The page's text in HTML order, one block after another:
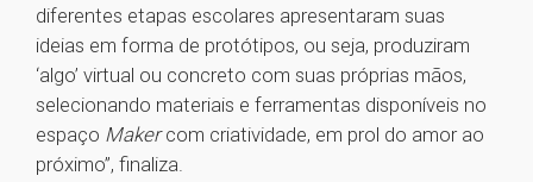
diferentes etapas escolares apresentaram suas
ideias em forma de protótipos, ou seja, produziram
‘algo’ virtual ou concreto com suas próprias mãos,
selecionando materiais e ferramentas disponíveis no
espaço Makercom criatividade, em prol do amor ao
próximo”, finaliza.